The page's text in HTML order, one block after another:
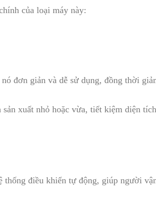
của loại máy này:
đơn giản và dễ sử dụng, đồng thời
xuất nhỏ hoặc vừa, tiết kiệm diện
điều khiển tự động, giúp người